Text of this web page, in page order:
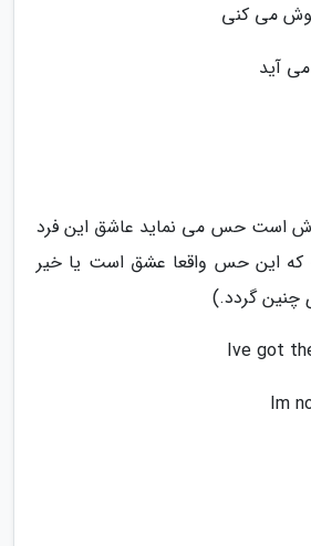
می کنی
آید
است حس می نماید عاشق این فرد
این حس واقعا عشق است یا خیر
چنین گردد.)
Ive got
Im